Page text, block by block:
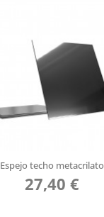
Espejo techo metacrilato
27,40 €